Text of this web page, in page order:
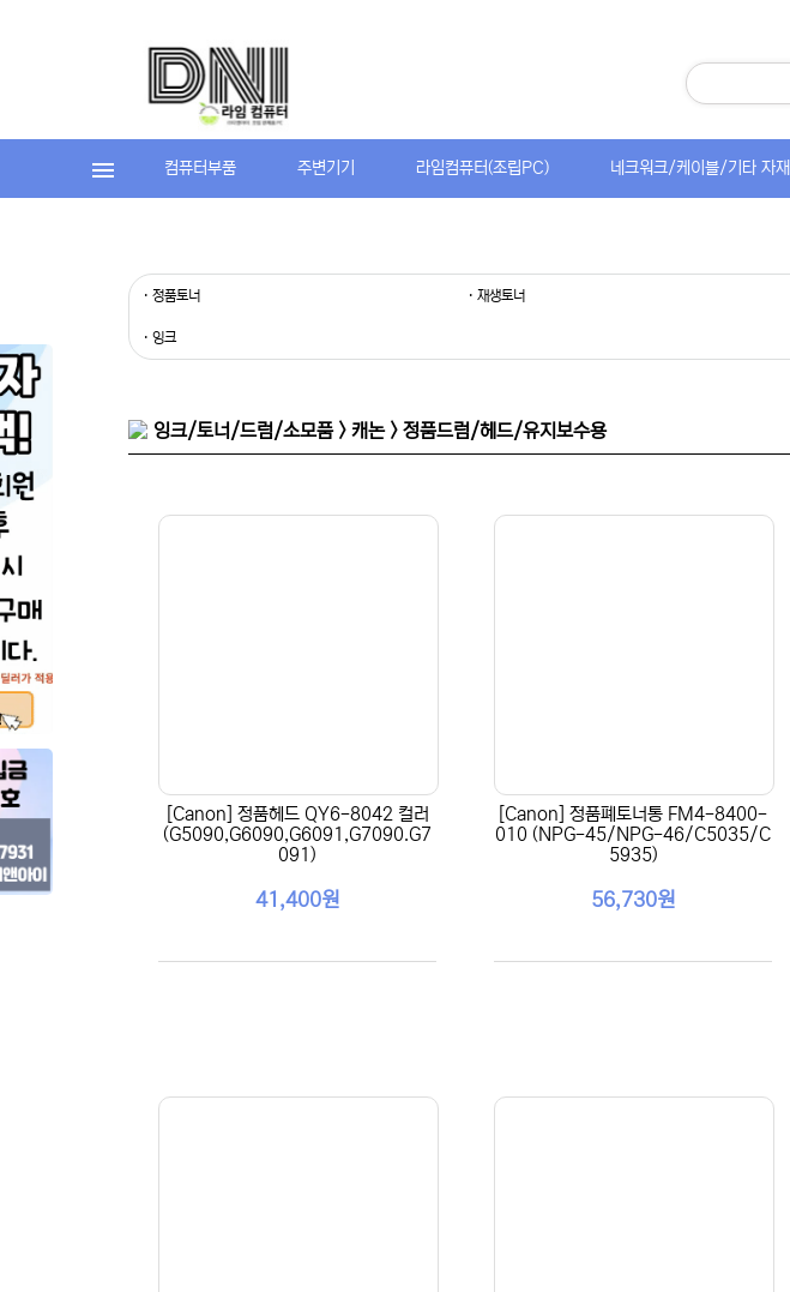
컴퓨터부품 주변기기 라임컴퓨터(조립PC) 네크워크/케이블/기타 자재
· 정품토너 · 재생토너
· 잉크
잉크/토너/드럼/소모품 > 캐논 > 정품드럼/헤드/유지보수용
[Canon] 정품헤드 QY6-8042 컬러
(G5090,G6090,G6091,G7090.G7
091)
41,400원
[Canon] 정품폐토너통 FM4-8400-
010 (NPG-45/NPG-46/C5035/C
5935)
56,730원